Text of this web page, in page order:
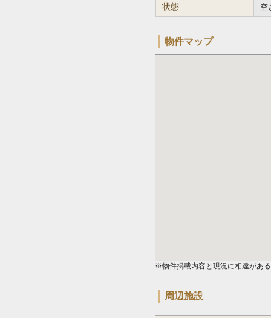
状態 空
物件マップ
※物件掲載内容と現況に相違があ
周辺施設